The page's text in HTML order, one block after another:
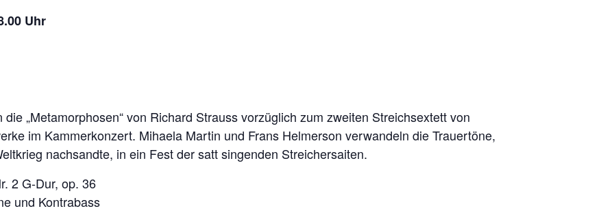
Uhr
„Metamorphosen“ von Richard Strauss vorzüglich zum zweiten Streichsextett von
im Kammerkonzert. Mihaela Martin und Frans Helmerson verwandeln die Trauertöne,
nachsandte, in ein Fest der satt singenden Streichersaiten.
2 G­-Dur, op. 36
und Kontrabass